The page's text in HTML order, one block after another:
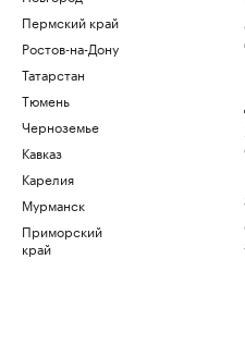
Пермский край
Ростов-на-Дону
Татарстан
Тюмень
Черноземье
Кавказ
Карелия
Мурманск
Приморский
край